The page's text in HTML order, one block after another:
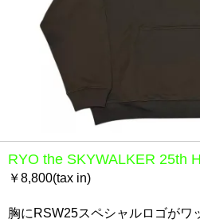
RYO the SKYWALKER 25th
￥8,800(tax in)
胸にRSW25スペシャルロゴがワ